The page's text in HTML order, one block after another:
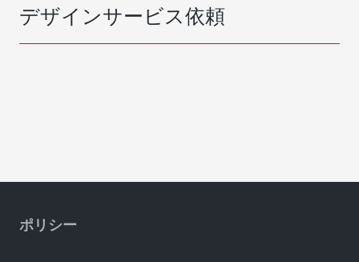
デザインサービス依頼
ポリシー